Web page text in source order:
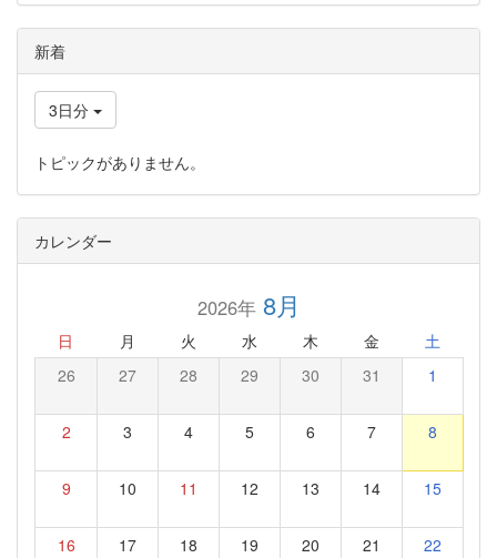
新着
3日分
トピックがありません。
カレンダー
2026年8月
日 月 火 水 木 金 土
26 27 28 29 30 31 1
2 3 4 5 6 7 8
9 10 11 12 13 14 15
16 17 18 19 20 21 22